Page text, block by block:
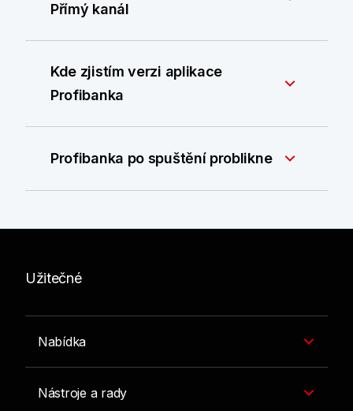
Přímý kanál
Kde zjistím verzi aplikace
Profibanka
Profibanka po spuštění problikne
Užitečné
Nabídka
Nástroje a rady